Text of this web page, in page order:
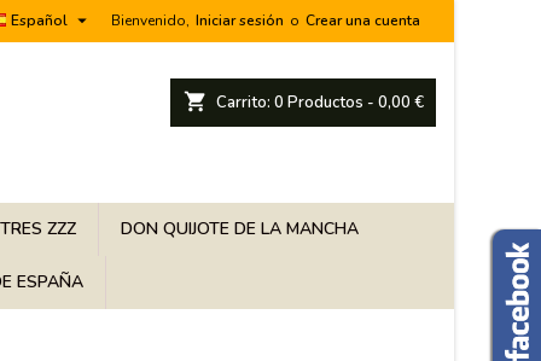
Bienvenido, Iniciar sesión o Crear una cuenta
Español 
shopping_cart Carrito: 0 Productos - 0,00 €
ZZZ DON QUIJOTE DE LA MANCHA
ESPAÑA